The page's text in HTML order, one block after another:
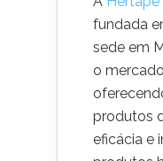
fundada
sede em
o
produtos
eficácia e